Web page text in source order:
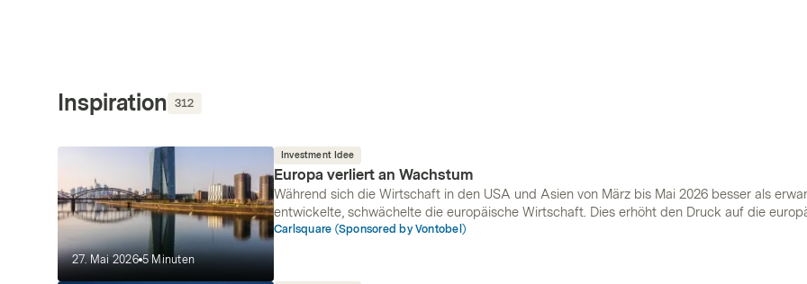
Inspiration 312
27. Mai 2026 5 Minuten
Investment Idee
Europa verliert an Wachstum
Während sich die Wirtschaft in den USA und Asien von März bis Mai 2026 besser als
entwickelte, schwächelte die europäische Wirtschaft. Dies erhöht den Druck auf die
Zentralbanken, ihre Volkswirtschaften zu stimulieren. Wir glauben, dass sich die
Carlsquare (Sponsored by Vontobel)